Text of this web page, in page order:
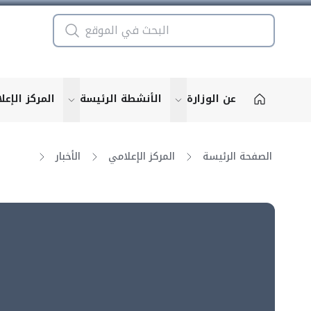
عن الوزارة show submenu for "More"
الأنشطة الرئيسة for "More"
المركز
الصفحة الرئيسة المركز الإعلامي الأخبار